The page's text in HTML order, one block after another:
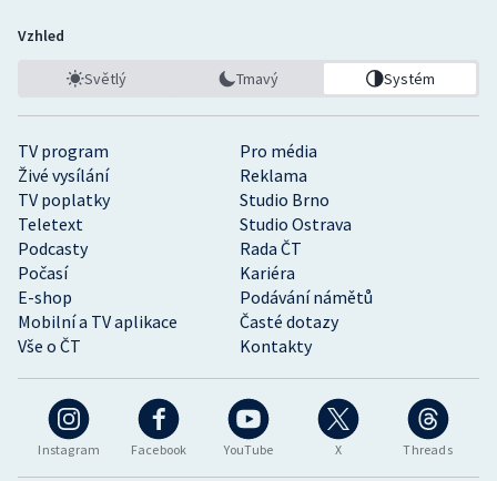
Instagram Facebook YouTube X Threads
TV program
Pro média
Živé vysílání
Reklama
TV poplatky
Studio Brno
Teletext
Studio Ostrava
Podcasty
Rada ČT
Počasí
Kariéra
E-shop
Podávání námětů
Mobilní a TV aplikace
Časté dotazy
Vše o ČT
Kontakty
Vzhled
Světlý Tmavý Systém